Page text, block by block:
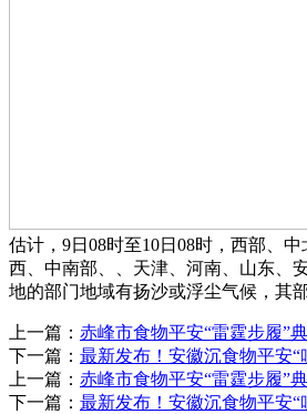
估计，9日08时至10日08时，西部、
西、中南部、、天津、河南、山东、
地的部门地域有扬沙或浮尘气候，其
上一篇： 赤峰市食物平安“雷霆步履”
下一篇： 最新发布！安徽沉食物平安“
上一篇： 赤峰市食物平安“雷霆步履”
下一篇： 最新发布！安徽沉食物平安“